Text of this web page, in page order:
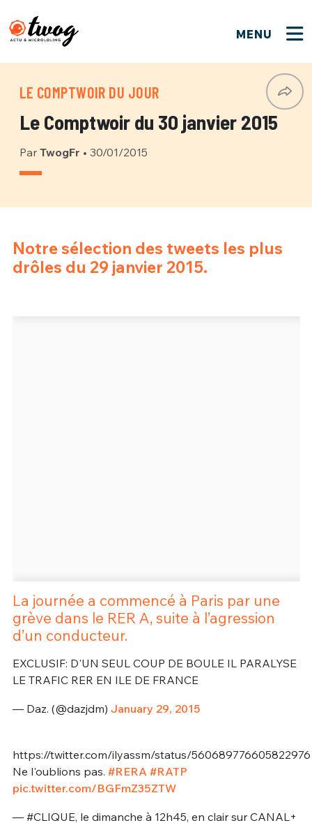
MENU
LE COMPTWOIR DU JOUR
Le Comptwoir du 30 janvier 2015
Par TwogFr • 30/01/2015
Notre sélection des tweets les plus
drôles du 29 janvier 2015.
La journée a commencé à Paris par une
grève dans le RER A, suite à l’agression
d’un conducteur.
EXCLUSIF: D'UN SEUL COUP DE BOULE IL PARALYSE
LE TRAFIC RER EN ILE DE FRANCE
— Daz. (@dazjdm) January 29, 2015
https://twitter.com/ilyassm/status/560689776605822976
Ne l'oublions pas. #RERA #RATP
pic.twitter.com/BGFmZ35ZTW
— #CLIQUE, le dimanche à 12h45, en clair sur CANAL+
PSEUDO*
Connexion
MOT DE PASSE Mot de passe perdu ?
FERMER
VOTRE PARTICIPATION
Que souhaitez-vous proposer ?
Quelques tweets
M'INSCRIRE